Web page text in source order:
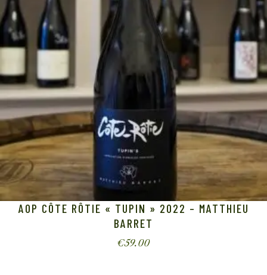
AOP CÔTE RÔTIE « TUPIN » 2022 – MATTHIEU
BARRET
€59.00